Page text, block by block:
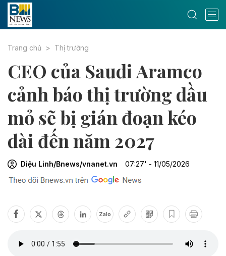
Trang chủ Thị trường
CEO của Saudi Aramco
cảnh báo thị trường dầu
mỏ sẽ bị gián đoạn kéo
dài đến năm 2027
Diệu Linh/Bnews/vnanet.vn 07:27' - 11/05/2026
Zalo